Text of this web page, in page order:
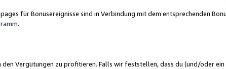
für Bonusereignisse sind in Verbindung mit dem entsprechenden
.
Vergütungen zu profitieren. Falls wir feststellen, dass du (und/oder